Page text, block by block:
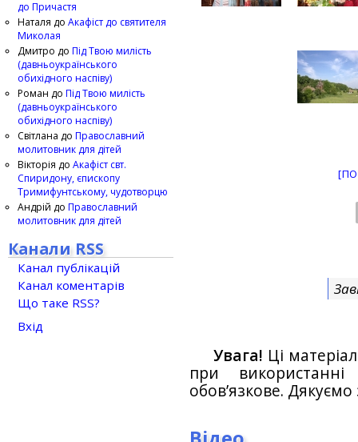
Увага! Ці
при
обов’язкове.
до Причастя
Наталя до Акафіст до святителя
Миколая
Дмитро до Під Твою милість
(давньоукраїнського
обихідного наспіву)
Роман до Під Твою милість
(давньоукраїнського
обихідного наспіву)
Світлана до Православний
молитовник для дітей
Вікторія до Акафіст свт.
Спиридону, єпископу
Тримифунтському, чудотворцю
Андрій до Православний
молитовник для дітей
Канали RSS
Канал публікацій
Канал коментарів
Що таке RSS?
Вхід